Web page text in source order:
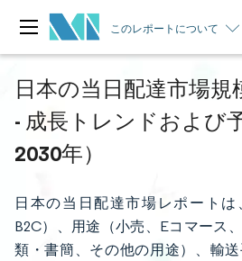
このレポートについて
日本の当日配達市場
- 成長トレンドおよび
2030年）
日本の当日配達市場レポートは
B2C）、用途（小売、Eコマース
類・書簡、その他の用途）、輸